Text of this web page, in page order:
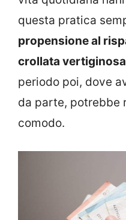
questa pratica
propensione al
crollata
periodo poi, dove
da parte, potrebbe
comodo.